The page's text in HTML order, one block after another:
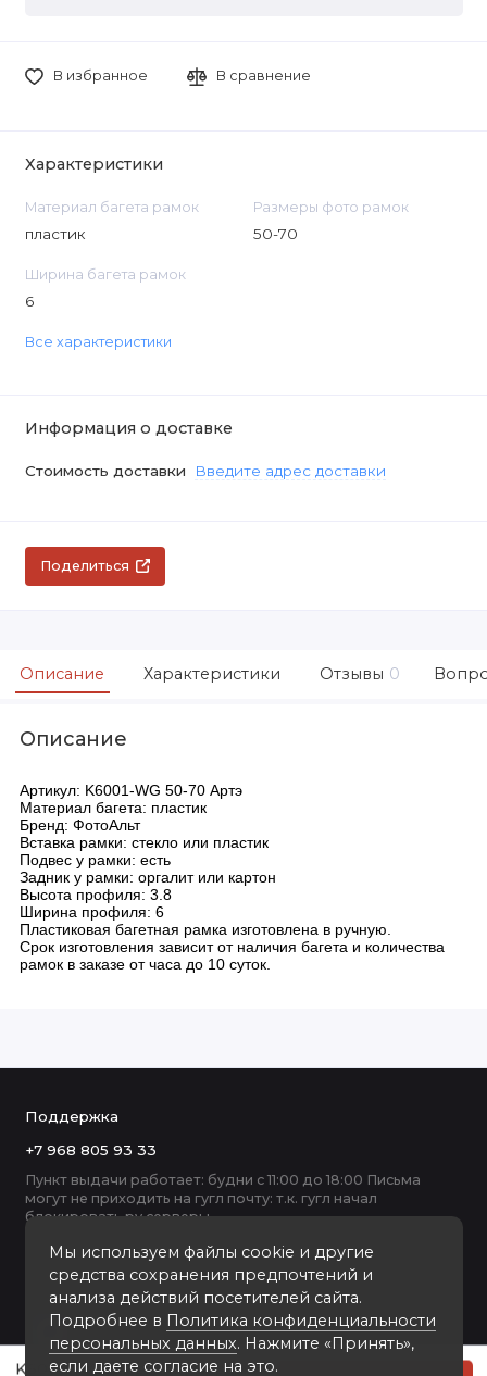
K6001-WG пластиковая рамка 50-70
В избранное В сравнение
Характеристики
Материал багета рамок
пластик
Размеры фото рамок
50-70
Ширина багета рамок
6
Все характеристики
Информация о доставке
Стоимость доставки Введите адрес доставки
Поделиться
Описание Характеристики Отзывы 0
Описание
Артикул: K6001-WG 50-70 Артэ
Материал багета: пластик
Бренд: ФотоАльт
Вставка рамки: стекло или пластик
Подвес у рамки: есть
Задник у рамки: оргалит или картон
Высота профиля: 3.8
Ширина профиля: 6
Пластиковая багетная рамка изготовлена в ручную.
Срок изготовления зависит от наличия багета и количества
рамок в заказе от часа до 10 суток.
Мы используем файлы cookie и другие
средства сохранения предпочтений и
анализа действий посетителей сайта.
Подробнее в Политика конфиденциальности
персональных данных. Нажмите «Принять»,
если даете согласие на это.
Поддержка
+7 968 805 93 33
Пункт выдачи работает: будни с 11:00 до 18:00 Письма
могут не приходить на гугл почту: т.к. гугл начал
блокировать ру серверы